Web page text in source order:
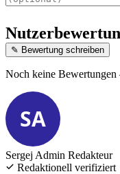
✎ Bewertung schreiben
Noch keine
SA
Sergej Admin Redakteur
Redaktionell verifiziert